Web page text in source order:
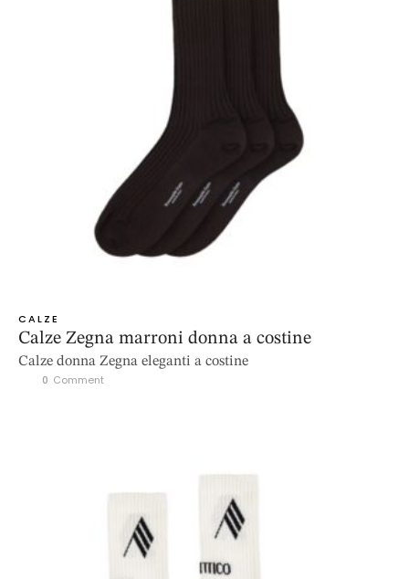
CALZE
Calze Zegna marroni donna a costine
Calze donna Zegna eleganti a costine
0 Comment